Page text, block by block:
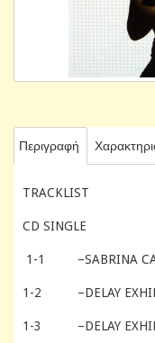
Περιγραφή
TRACKLIST
CD SINGLE
1-1 –SABRINA
1-2 –DELAY
1-3 –DELAY